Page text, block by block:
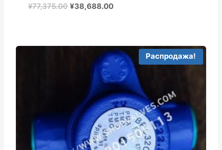
¥77,375.00 Первоначальная
¥38,688.00Текущая
Распродажа!